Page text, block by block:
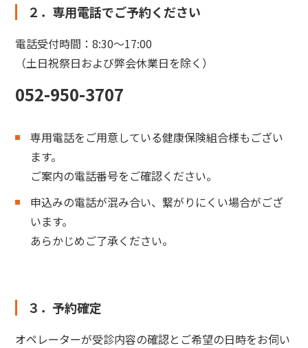
２．専用電話でご予約ください
電話受付時間：8:30～17:00
（土日祝祭日および弊会休業日を除く）
052-950-3707
専用電話をご用意している健康保険組合様もござい
ます。
ご案内の電話番号をご確認ください。
申込みの電話が混み合い、繋がりにくい場合がござ
います。
あらかじめご了承ください。
３．予約確定
オペレーターが受診内容の確認とご希望の日時をお伺い